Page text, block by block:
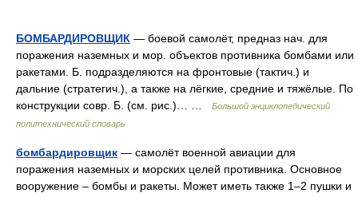
БОМБАРДИРОВЩИК — боевой самолёт, предназ нач. для
поражения наземных и мор. объектов противника бомбами или
ракетами. Б. подразделяются на фронтовые (тактич.) и
дальние (стратегич.), а также на лёгкие, средние и тяжёлые. По
конструкции совр. Б. (см. рис.)… …
Большой энциклопедический
политехнический словарь
бомбардировщик — самолёт военной авиации для
поражения наземных и морских целей противника. Основное
вооружение – бомбы и ракеты. Может иметь также 1–2 пушки и